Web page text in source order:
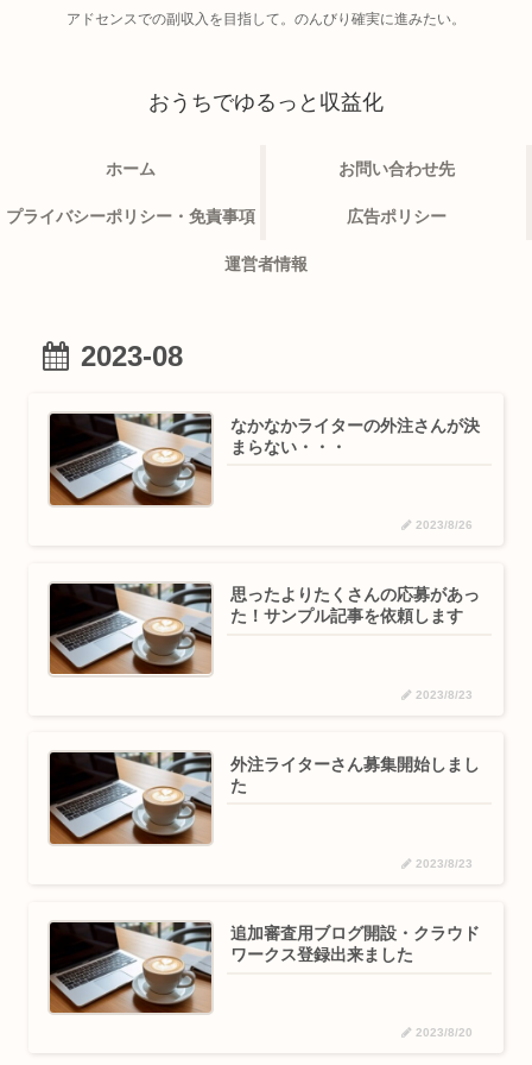
アドセンスでの副収入を目指して。のんびり確実に進みたい。
おうちでゆるっと収益化
ホーム お問い合わせ先
プライバシーポリシー・免責事項 広告ポリシー
運営者情報
2023-08
なかなかライターの外注さんが決
まらない・・・
2023/8/26
思ったよりたくさんの応募があっ
た！サンプル記事を依頼します
2023/8/23
外注ライターさん募集開始しまし
た
2023/8/23
追加審査用ブログ開設・クラウド
ワークス登録出来ました
2023/8/20